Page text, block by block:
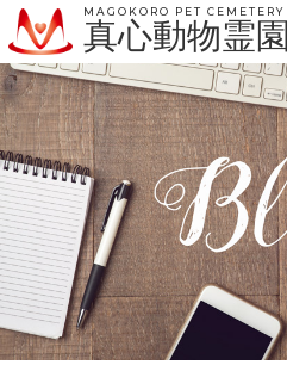
MAGOKORO PET CEMETERY
真心動物霊園